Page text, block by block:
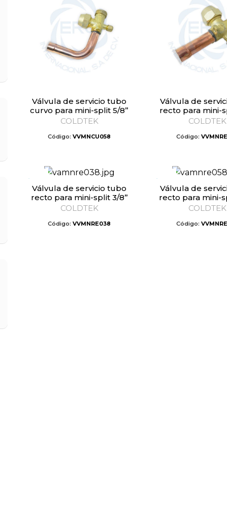
Válvula de servicio tubo
curvo para mini-split 5/8”
COLDTEK
Código: VVMNCU058
Válvula de servicio tubo
recto para mini-
COLDTEK
Código:
Válvula de servicio tubo
recto para mini-split 3/8”
COLDTEK
Código: VVMNRE038
Válvula de servicio tubo
recto para mini-
COLDTEK
Código: